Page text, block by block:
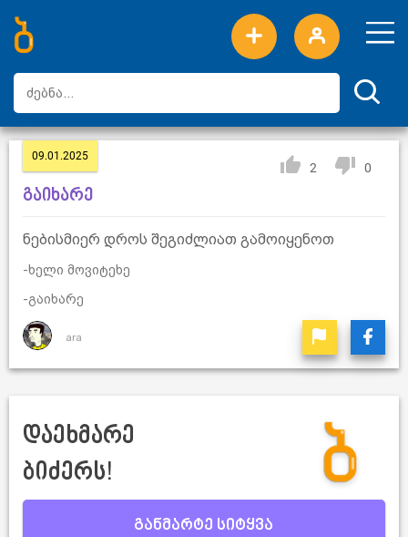
ახალი სიტყვები
ტოპ სიტყვები
დღის ტოპ სიტყვები
ტოპ მომხმარებლები
09.01.2025
2 0
გაიხარე
ნებისმიერ დროს შეგიძლიათ გამოიყენოთ
-ხელი მოვიტეხე
-გაიხარე
ara
დაეხმარე
ბიძერს!
განმარტე სიტყვა